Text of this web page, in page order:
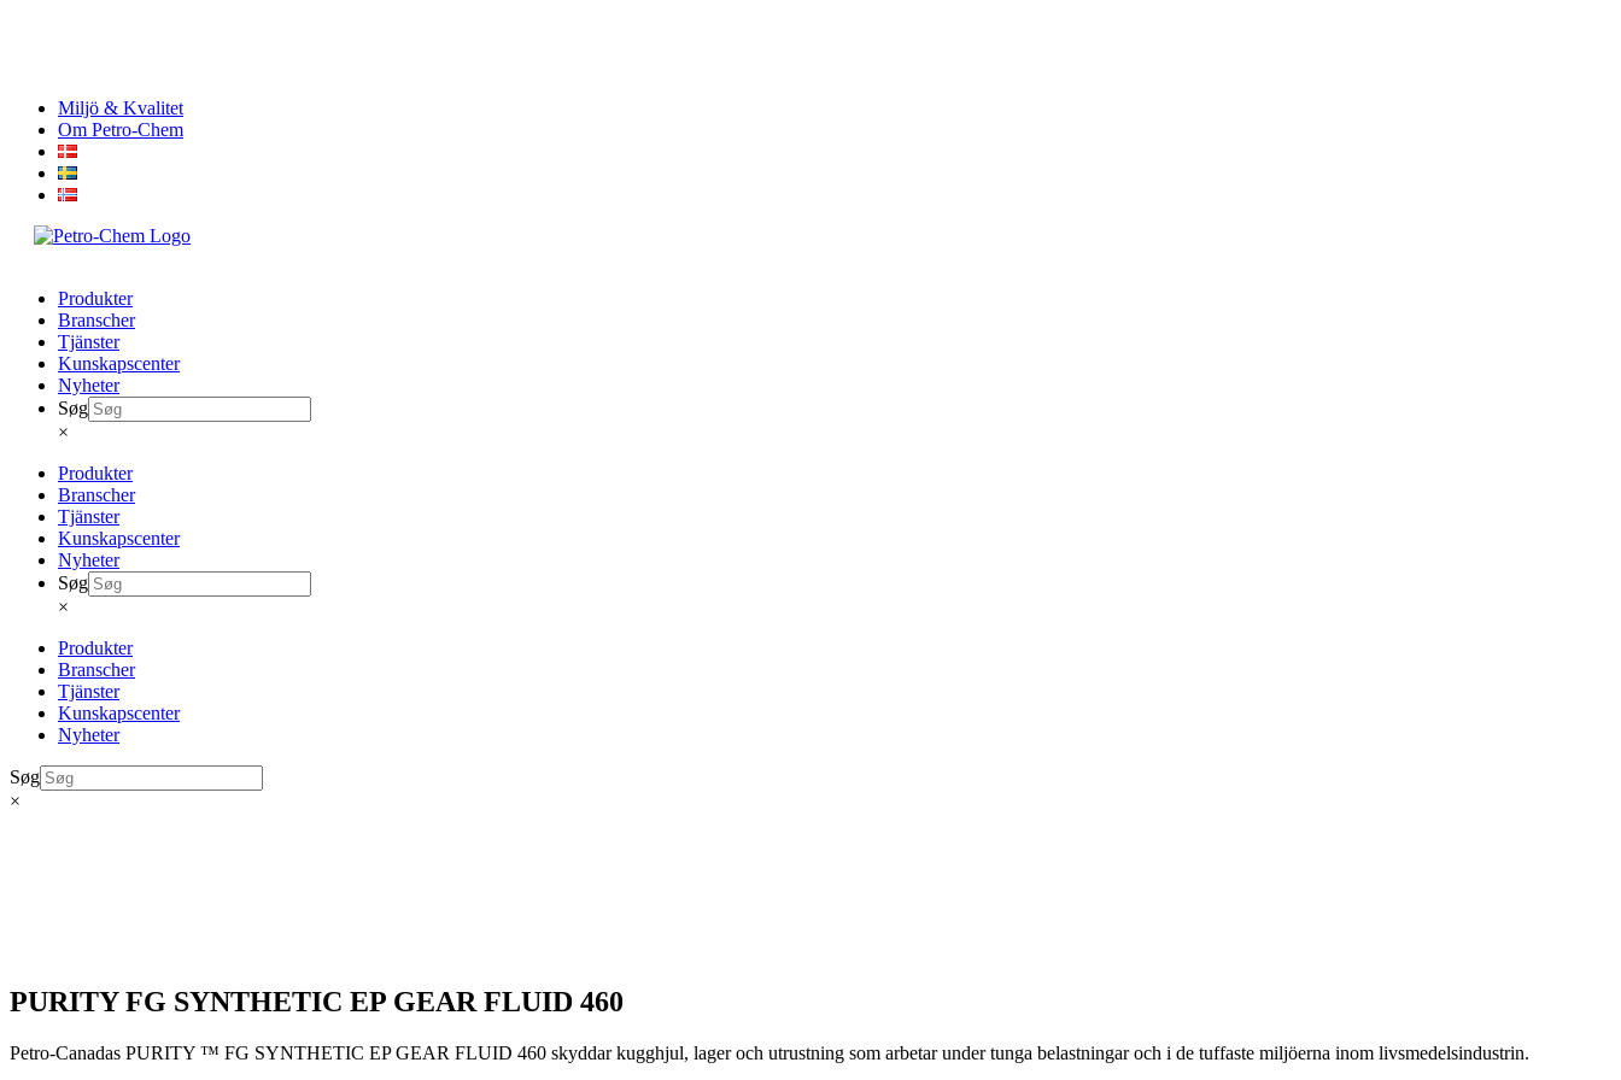
content
Miljö & Kvalitet
Om Petro-Chem
Produkter
Branscher
Tjänster
Kunskapscenter
Nyheter
Søg
×
Produkter
Branscher
Tjänster
Kunskapscenter
Nyheter
Søg
×
Produkter
Branscher
Tjänster
Kunskapscenter
Nyheter
Søg
×
PURITY FG SYNTHETIC EP GEAR FLUID 460
Petro-Canadas PURITY ™ FG SYNTHETIC EP GEAR FLUID 460 skyddar kugghjul, lager och utrustning som arbetar under tunga belastningar och i de tuffaste miljöerna inom livsmedelsindustrin.